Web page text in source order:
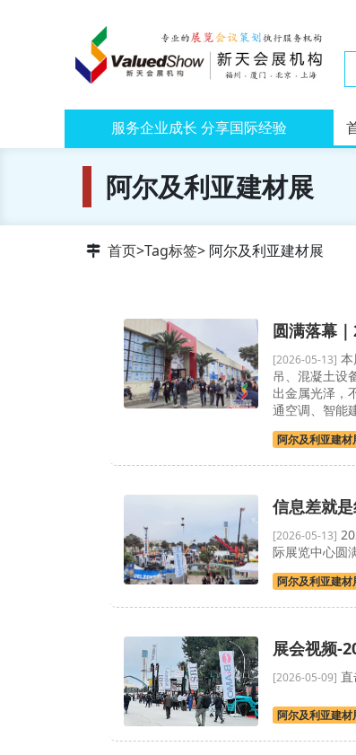
服务企业成长 分享国际经验
阿尔及利亚建材展
首页>Tag标签> 阿尔及利亚建材展
圆满落幕
[2026-05-13]
吊、混凝土设
出金属光泽，
通空调、智能
阿尔及利亚建材
信息差就
[2026-05-13]
际展览中心圆
阿尔及利亚建材
展会视频-
[2026-05-09] 直
阿尔及利亚建材